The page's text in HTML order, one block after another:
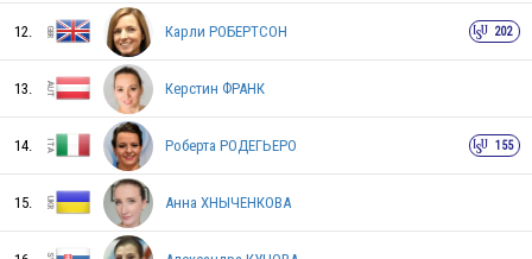
RUS
SVK
SLO
12. Карли РОБЕРТСОН 202
13. Керстин ФРАНК
14. Роберта РОДЕГЬЕРО 155
15. Анна ХНЫЧЕНКОВА